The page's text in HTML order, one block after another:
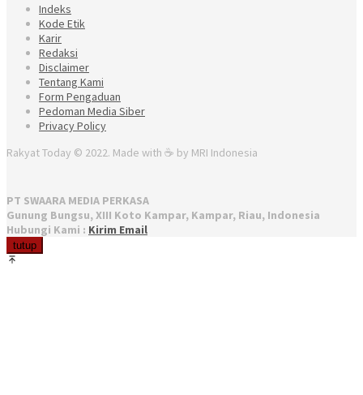
Indeks
Kode Etik
Karir
Redaksi
Disclaimer
Tentang Kami
Form Pengaduan
Pedoman Media Siber
Privacy Policy
Rakyat Today © 2022. Made with ☕ by MRI Indonesia
PT SWAARA MEDIA PERKASA
Gunung Bungsu, XIII Koto Kampar, Kampar, Riau, Indonesia
Hubungi Kami : Kirim Email
tutup